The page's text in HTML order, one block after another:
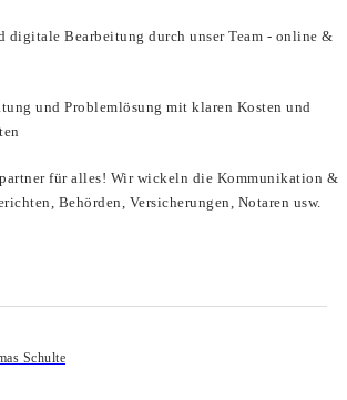
digitale Bearbeitung durch unser Team - online &
und Problemlösung mit klaren Kosten und
für alles! Wir wickeln die Kommunikation &
Behörden, Versicherungen, Notaren usw.
Schulte